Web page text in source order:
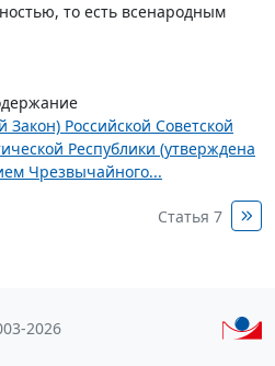
то есть всенародным
Закон) Российской Советской
Республики (утверждена
Чрезвычайного...
Статья 7
2026